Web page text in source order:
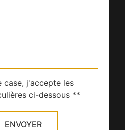
case, j'accepte les
ci-dessous **
ENVOYER